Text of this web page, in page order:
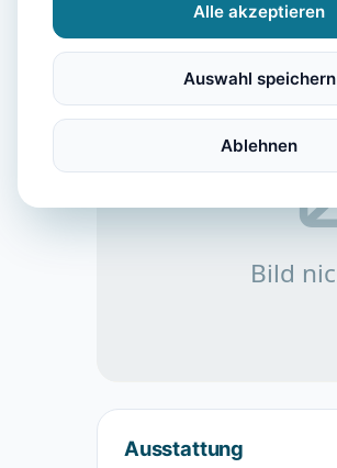
Ausstattung
Alle akzeptieren
Auswahl speichern
Ablehnen